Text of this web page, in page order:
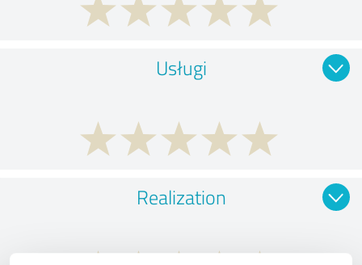
Usługi
Realization